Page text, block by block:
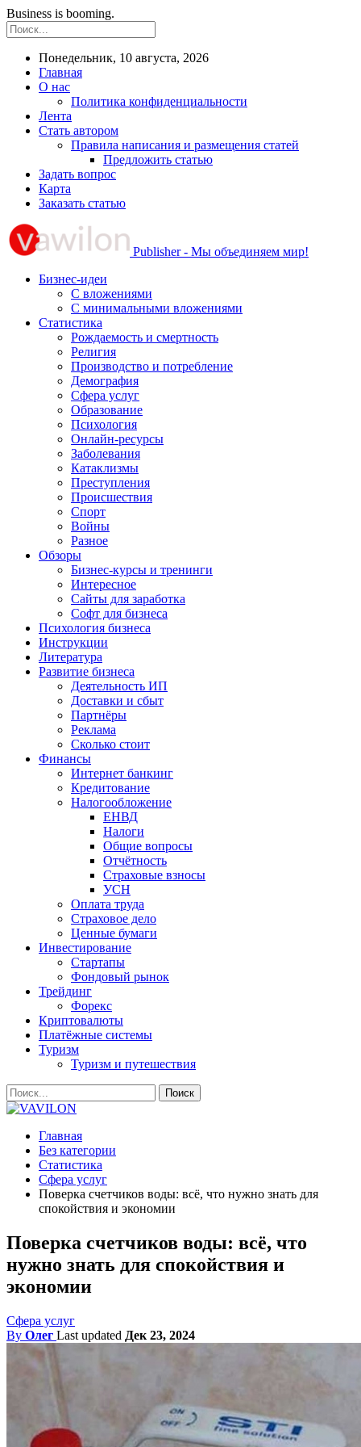
Business is booming.
Понедельник, 10 августа, 2026
Главная
О нас
Политика конфиденциальности
Лента
Стать автором
Правила написания и размещения статей
Предложить статью
Задать вопрос
Карта
Заказать статью
Publisher - Мы объединяем мир!
Бизнес-идеи
С вложениями
С минимальными вложениями
Статистика
Рождаемость и смертность
Религия
Производство и потребление
Демография
Сфера услуг
Образование
Психология
Онлайн-ресурсы
Заболевания
Катаклизмы
Преступления
Происшествия
Спорт
Войны
Разное
Обзоры
Бизнес-курсы и тренинги
Интересное
Сайты для заработка
Софт для бизнеса
Психология бизнеса
Инструкции
Литература
Развитие бизнеса
Деятельность ИП
Доставки и сбыт
Партнёры
Реклама
Сколько стоит
Финансы
Интернет банкинг
Кредитование
Налогообложение
ЕНВД
Налоги
Общие вопросы
Отчётность
Страховые взносы
УСН
Оплата труда
Страховое дело
Ценные бумаги
Инвестирование
Стартапы
Фондовый рынок
Трейдинг
Форекс
Криптовалюты
Платёжные системы
Туризм
Туризм и путешествия
Главная
Без категории
Статистика
Сфера услуг
Поверка счетчиков воды: всё, что нужно знать для
спокойствия и экономии
Поверка счетчиков воды: всё, что
нужно знать для спокойствия и
экономии
Сфера услуг
By Олег Last updated Дек 23, 2024